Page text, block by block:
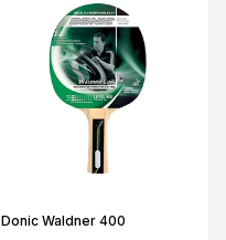
Donic Waldner 400